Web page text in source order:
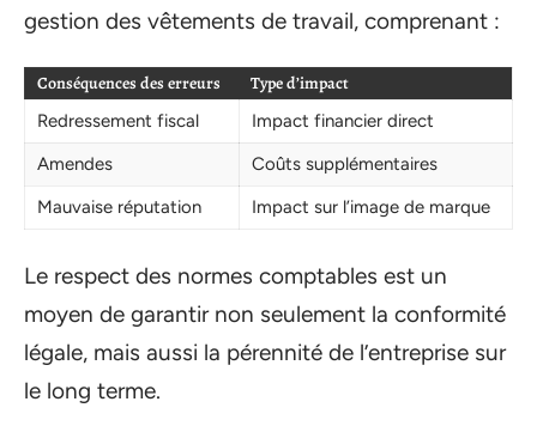
gestion des vêtements de travail, comprenant :
Conséquences des erreurs Type d’impact
Redressement fiscal
Impact financier direct
Amendes
Coûts supplémentaires
Mauvaise réputation
Impact sur l’image de marque
Le respect des normes comptables est un
moyen de garantir non seulement la conformité
légale, mais aussi la pérennité de l’entreprise sur
le long terme.